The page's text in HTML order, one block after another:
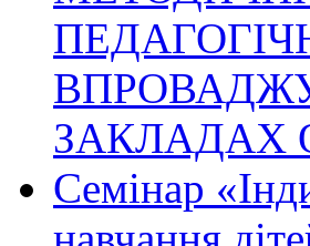
ЗАКЛАДАХ
Семінар